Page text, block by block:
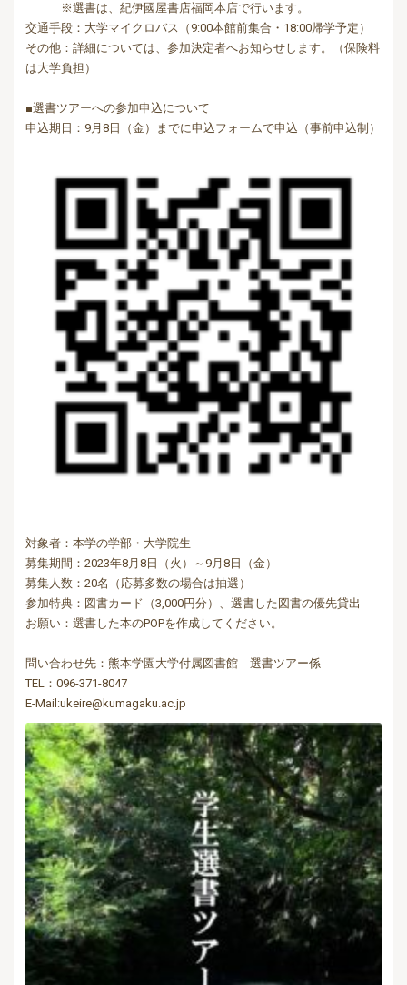
※選書は、紀伊國屋書店福岡本店で行います。
交通手段：大学マイクロバス（9:00本館前集合・18:00帰学予定）
その他：詳細については、参加決定者へお知らせします。（保険料
は大学負担）
■選書ツアーへの参加申込について
申込期日：9月8日（金）までに申込フォームで申込（事前申込制）
対象者：本学の学部・大学院生
募集期間：2023年8月8日（火）～9月8日（金）
募集人数：20名（応募多数の場合は抽選）
参加特典：図書カード（3,000円分）、選書した図書の優先貸出
お願い：選書した本のPOPを作成してください。
問い合わせ先：熊本学園大学付属図書館 選書ツアー係
TEL：096-371-8047
E-Mail:ukeire@kumagaku.ac.jp